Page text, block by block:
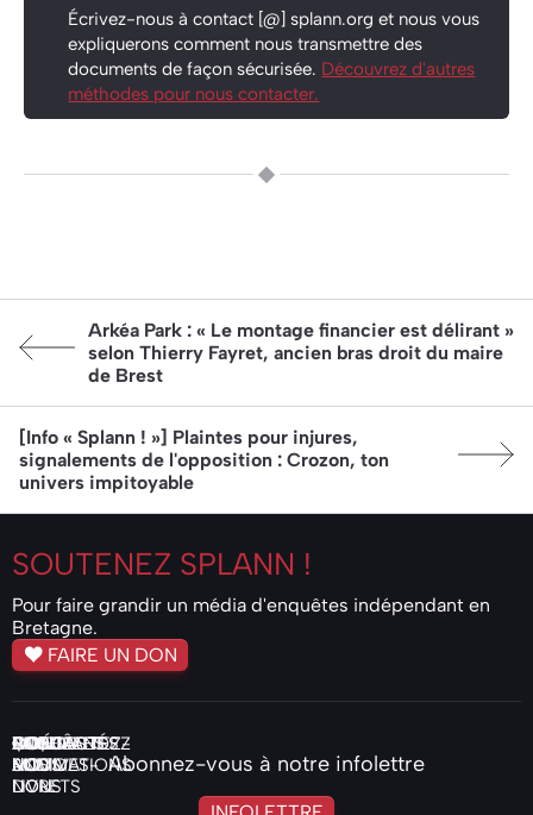
Écrivez-nous à contact [@] splann.org et nous vous
expliquerons comment nous transmettre des
documents de façon sécurisée. Découvrez d'autres
méthodes pour nous contacter.
Article précédent:
Arkéa Park : « Le montage financier est délirant »
selon Thierry Fayret, ancien bras droit du maire
de Brest
Article suivant:
[Info « Splann ! »] Plaintes pour injures,
signalements de l'opposition : Crozon, ton
univers impitoyable
SOUTENEZ SPLANN !
Pour faire grandir un média d'enquêtes indépendant en
Bretagne.
FAIRE UN DON
ENQUÊTES
ACTUALITÉS
VIDÉOS
PODCASTS
AUDIO
COMMANDEZ
NOS
LIVRETS
QUI
SOMMES-
NOUS
NOS
MOTIVATIONS
FAIRE
UN
DON
CONTACTEZ-
NOUS
Abonnez-vous à notre infolettre